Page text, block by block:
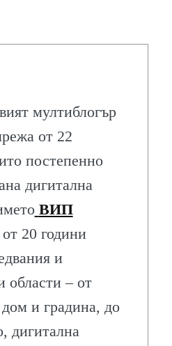
мултиблогър
от 22
постепенно
дигитална
ВИП
20 години
и
области – от
и градина, до
дигитална